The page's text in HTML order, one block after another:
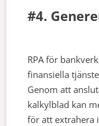
#4.
RPA för
finansiella
Genom att
kalkylblad kan
för att extrahera